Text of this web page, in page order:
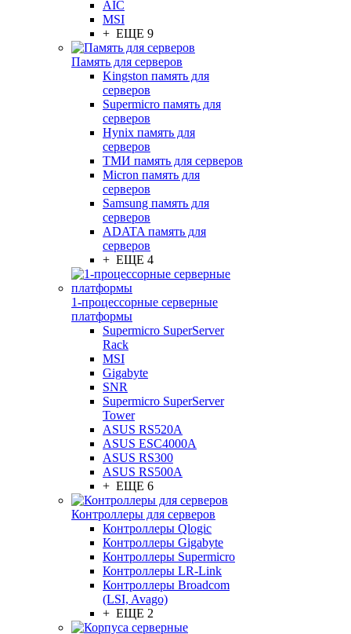
AIC
MSI
+ ЕЩЕ 9
Память для серверов
Kingston память для
серверов
Supermicro память для
серверов
Hynix память для
серверов
ТМИ память для серверов
Micron память для
серверов
Samsung память для
серверов
ADATA память для
серверов
+ ЕЩЕ 4
1-процессорные серверные
платформы
Supermicro SuperServer
Rack
MSI
Gigabyte
SNR
Supermicro SuperServer
Tower
ASUS RS520A
ASUS ESC4000A
ASUS RS300
ASUS RS500A
+ ЕЩЕ 6
Контроллеры для серверов
Контроллеры Qlogic
Контроллеры Gigabyte
Контроллеры Supermicro
Контроллеры LR-Link
Контроллеры Broadcom
(LSI, Avago)
+ ЕЩЕ 2